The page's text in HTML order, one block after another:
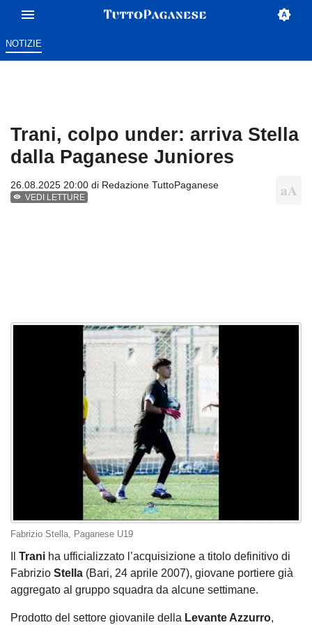
NOTIZIE
Trani, colpo under: arriva Stella
dalla Paganese Juniores
26.08.2025 20:00 di Redazione TuttoPaganese
VEDI LETTURE
Fabrizio Stella, Paganese U19
Trani ha ufficializzato l’acquisizione a titolo definitivo di
Fabrizio Stella (Bari, 24 aprile 2007), giovane portiere già
aggregato al gruppo squadra da alcune settimane.
Prodotto del settore giovanile della Levante Azzurro,